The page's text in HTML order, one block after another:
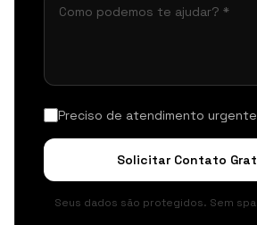
Preciso de atendimento urgente
Solicitar Contato
Seus dados são protegidos. Sem